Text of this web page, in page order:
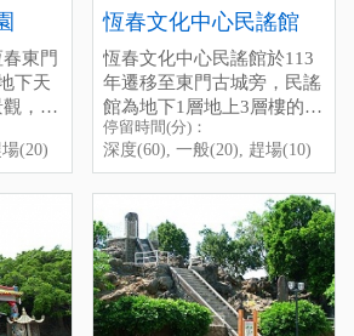
at
forget
一
望遠鏡，終於知道，原來龍
鑾潭是這麼熱鬧，可以這麼
親近的看著這麼多的水鴨、
水鳥，在湖裡生氣勃勃的忙
東忙西的，還是很感動的。
附帶一提，中心有一排藤
椅，在炎炎的墾丁下午，面
椅上，頭靠在椅背上剛好，
吹著冷氣，睡個午覺，真的
是很美好的不騙你。
墾管處介紹：龍鑾潭自然中
心
東門
下天
，現
全面
了，
幕，遊
露天
景觀
停車
礙停
外，
堆會
，
，
(20)
恆春文化中心民謠館
恆春文化中心民謠館於113
年遷移至東門古城旁，民謠
館為地下1層地上3層樓的建
築物，內部空間主要規畫為
民謠展示區、聲音博物館、
民謠傳習教室、及圖書閱覽
傳承的古早音樂，大家印象
的思想起就是恆春當地有名
的陳達所創作，也是第一位
民謠起家者，到現在每一年
的10月會固定有民謠活動的
停留時間(分)：
深度(60), 一般(20), 趕場(10)